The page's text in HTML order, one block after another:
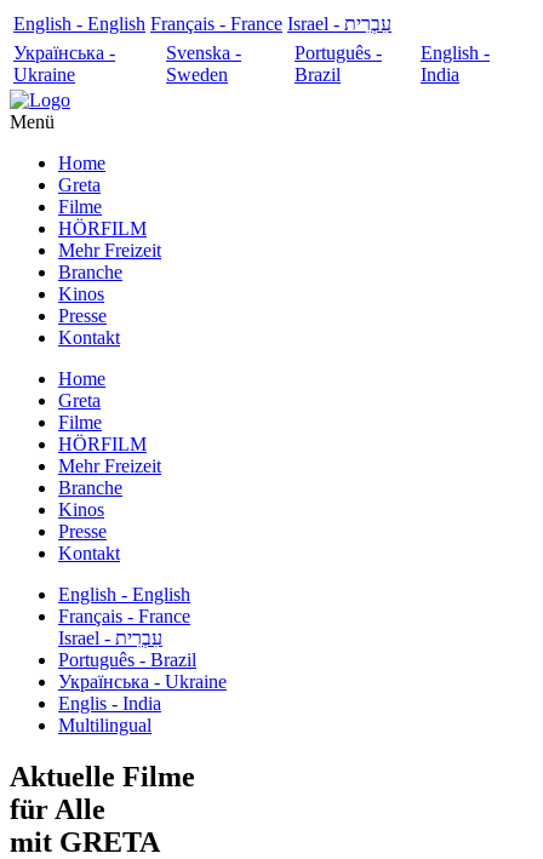
English - English Français - France
עִבְרִית - Israel
Українська -
Ukraine
Svenska -
Sweden
Português -
Brazil
English -
India
Menü
Home
Greta
Filme
HÖRFILM
Mehr Freizeit
Branche
Kinos
Presse
Kontakt
Home
Greta
Filme
HÖRFILM
Mehr Freizeit
Branche
Kinos
Presse
Kontakt
English - English
Français - France
עִבְרִית - Israel
Português - Brazil
Українська - Ukraine
Englis - India
Multilingual
Aktuelle Filme
für Alle
mit GRETA